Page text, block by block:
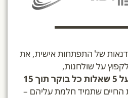
של התפתחות אישית, את
על שולחנות,
לענות על 5 שאלות כל בוקר תוך 15
החיים שתמיד חלמת עליהם –